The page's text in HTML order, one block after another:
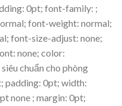
0pt; font-family: ;
font-weight: normal;
font-size-adjust: none;
none; color:
chuẩn cho phòng
padding: 0pt; width:
none ; margin: 0pt;